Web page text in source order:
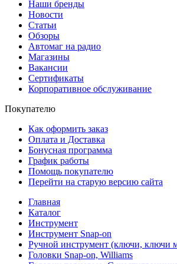
Наши бренды
Новости
Статьи
Обзоры
Автомаг на радио
Магазины
Вакансии
Сертификаты
Корпоративное обслуживание
Покупателю
Как оформить заказ
Оплата и Доставка
Бонусная программа
График работы
Помощь покупателю
Перейти на старую версию сайта
Главная
Каталог
Инструмент
Инструмент Snap-on
Ручной инструмент (ключи, ключи
Головки Snap-on, Williams